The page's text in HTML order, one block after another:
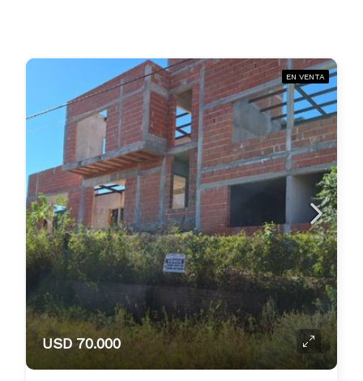
EN VENTA
USD 70.000